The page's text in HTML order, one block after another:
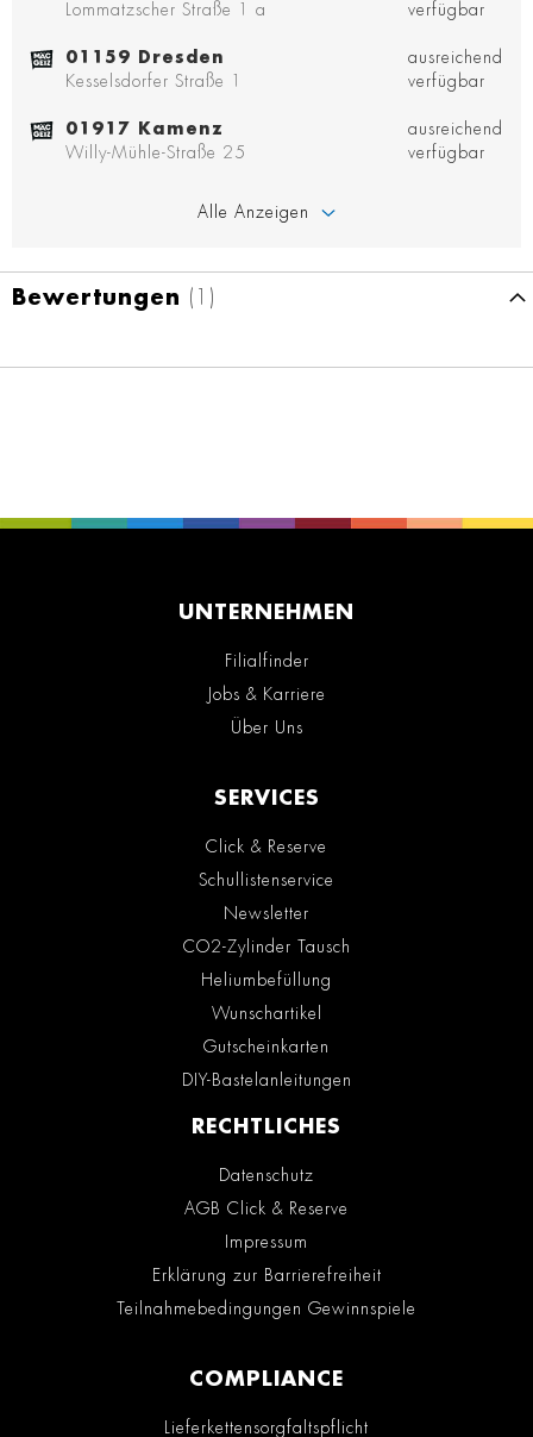
Lommatzscher Straße 1 a
verfügbar
01159 Dresden
Kesselsdorfer Straße 1
ausreichend
verfügbar
01917 Kamenz
Willy-Mühle-Straße 25
ausreichend
verfügbar
Alle Anzeigen
Bewertungen
UNTERNEHMEN
Filialfinder
Jobs & Karriere
Über Uns
SERVICES
Click & Reserve
Schullistenservice
Newsletter
CO2-Zylinder Tausch
Heliumbefüllung
Wunschartikel
Gutscheinkarten
DIY-Bastelanleitungen
RECHTLICHES
Datenschutz
AGB Click & Reserve
Impressum
Erklärung zur Barrierefreiheit
Teilnahmebedingungen Gewinnspiele
COMPLIANCE
Lieferkettensorgfaltspflicht